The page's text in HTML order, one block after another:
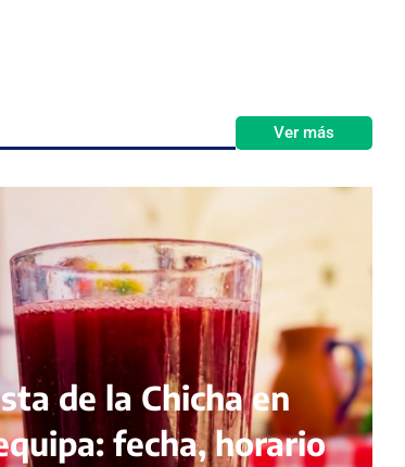
Ver más
de la Chicha en
fecha, horario